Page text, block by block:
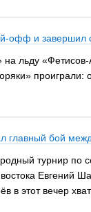
офф и
льду
главный бой
турнир по
Евгений
в этот вечер